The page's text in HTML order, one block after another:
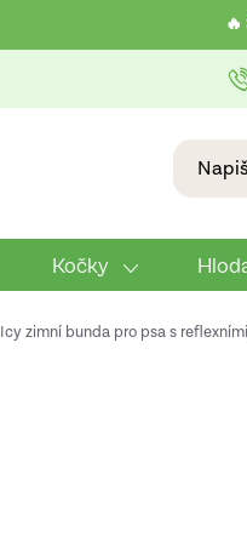
Kočky
Icy zimní bunda pro psa s